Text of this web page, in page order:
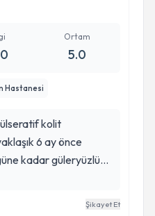
Ortam
5.0
Hastanesi
kolit
6 ay önce
kadar güleryüzlü
bize
Şikayet Et